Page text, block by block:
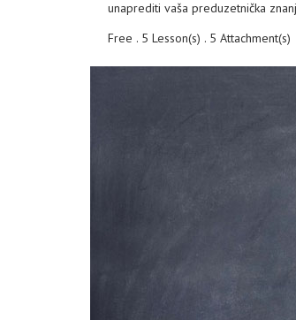
unaprediti vaša preduzetnička
Free . 5 Lesson(s) . 5 Attachment(s)